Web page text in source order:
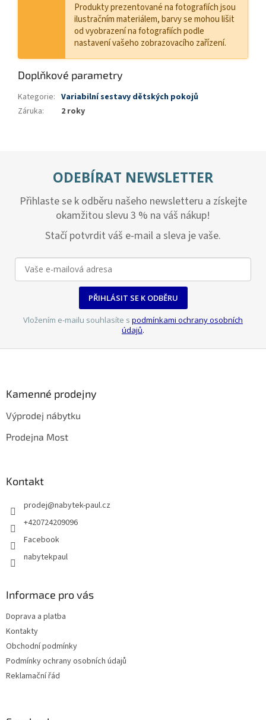
Produkty prezentované na fotografiích jsou
ilustračním materiálem, barvy se mohou lišit
od vyobrazení na fotografiích podle
nastavení vašeho zobrazovacího zařízení.
Doplňkové parametry
Kategorie: Variabilní sestavy dětských pokojů
Záruka: 2 roky
ODEBÍRAT NEWSLETTER
Přihlaste se k odběru našeho newsletteru a získejte
okamžitou slevu 3 % na váš nákup!
Stačí potvrdit váš e-mail a sleva je vaše.
PŘIHLÁSIT SE K ODBĚRU
Vložením e-mailu souhlasíte s podmínkami ochrany osobních
údajů.
Kamenné prodejny
Výprodej nábytku
Prodejna Most
Kontakt
prodej@nabytek-paul.cz
+420724209096
Facebook
nabytekpaul
Informace pro vás
Doprava a platba
Kontakty
Obchodní podmínky
Podmínky ochrany osobních údajů
Reklamační řád